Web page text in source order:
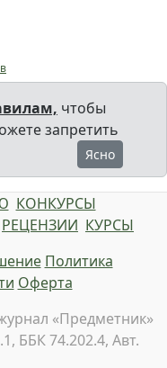
чтобы
запретить
Ясно
КОНКУРСЫ
РЕЦЕНЗИИ КУРСЫ
Политика
Оферта
«Предметник»
ББК 74.202.4, Авт.